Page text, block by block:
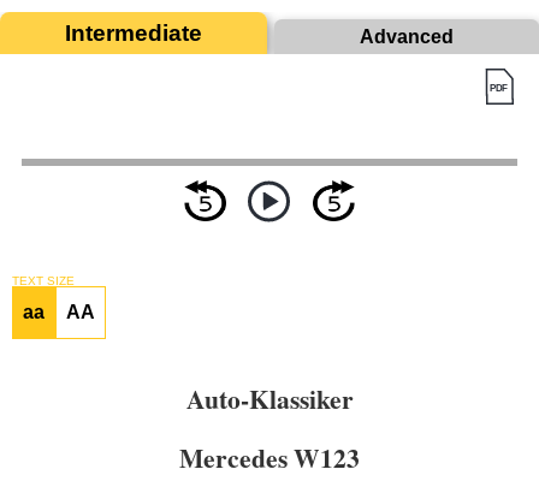
Intermediate Advanced
TEXT SIZE
aa AA
Auto-Klassiker
Mercedes W123